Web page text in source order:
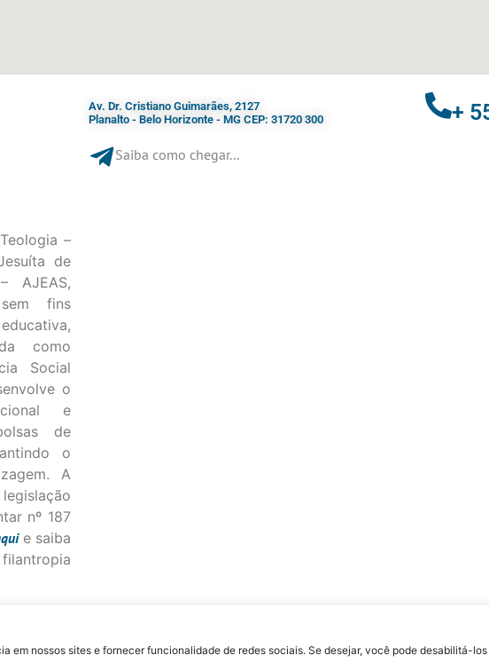
em nossos sites e fornecer funcionalidade de redes sociais. Se desejar, você pode desabilitá-
–
de
AJEAS,
fins
como
Social
o
e
de
o
A
nº 187
e saiba
Av. Dr. Cristiano Guimarães, 2127
Planalto - Belo Horizonte - MG CEP: 31720 300
Saiba como chegar...
+